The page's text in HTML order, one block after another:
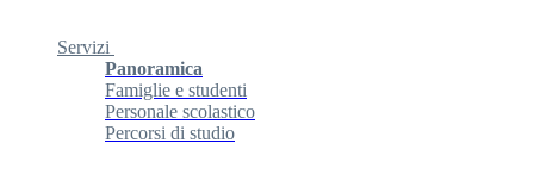
Servizi
Panoramica
Famiglie e studenti
Personale scolastico
Percorsi di studio